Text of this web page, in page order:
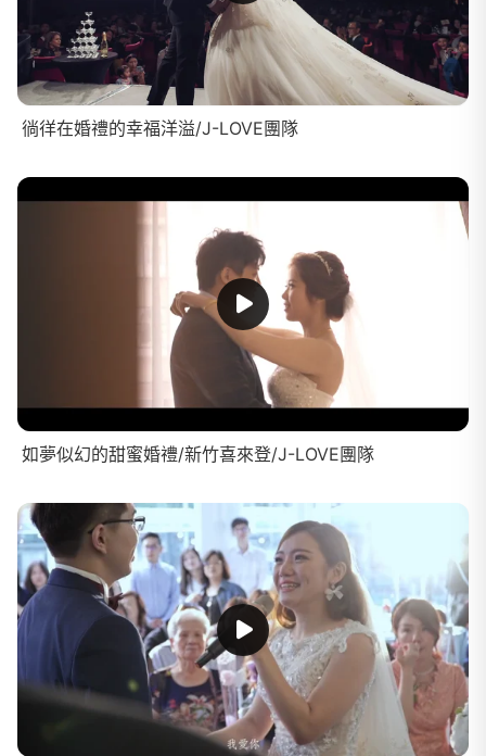
徜徉在婚禮的幸福洋溢/J-LOVE團隊
如夢似幻的甜蜜婚禮/新竹喜來登/J-LOVE團隊